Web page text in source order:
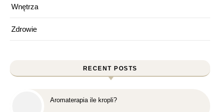
Wnętrza
Zdrowie
RECENT POSTS
Aromaterapia ile kropli?